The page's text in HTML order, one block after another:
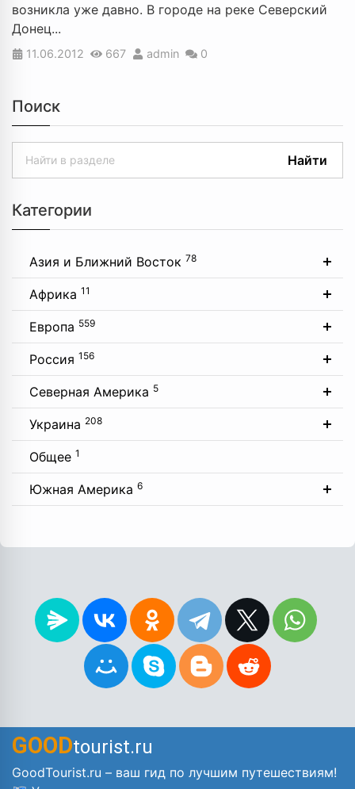
возникла уже давно. В городе на реке Северский
Донец...
11.06.2012 667 admin 0
Поиск
Найти
Категории
Азия и Ближний Восток 78
Африка 11
Европа 559
Россия 156
Северная Америка 5
Украина 208
Общее 1
Южная Америка 6
GOODtourist.ru
GoodTourist.ru – ваш гид по лучшим путешествиям!